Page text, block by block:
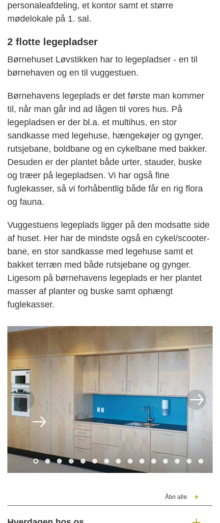
personaleafdeling, et kontor samt et større
mødelokale på 1. sal.
2 flotte legepladser
Børnehuset Løvstikken har to legepladser - en til
børnehaven og en til vuggestuen.
Børnehavens legeplads er det første man kommer
til, når man går ind ad lågen til vores hus. På
legepladsen er der bl.a. et multihus, en stor
sandkasse med legehuse, hængekøjer og gynger,
rutsjebane, boldbane og en cykelbane med bakker.
Desuden er der plantet både urter, stauder, buske
og træer på legepladsen. Vi har også fine
fuglekasser, så vi forhåbentlig både får en rig flora
og fauna.
Vuggestuens legeplads ligger på den modsatte side
af huset. Her har de mindste også en cykel/scooter-
bane, en stor sandkasse med legehuse samt et
bakket terræn med både rutsjebane og gynger.
Ligesom på børnehavens legeplads er her plantet
masser af planter og buske samt ophængt
fuglekasser.
Åbn alle